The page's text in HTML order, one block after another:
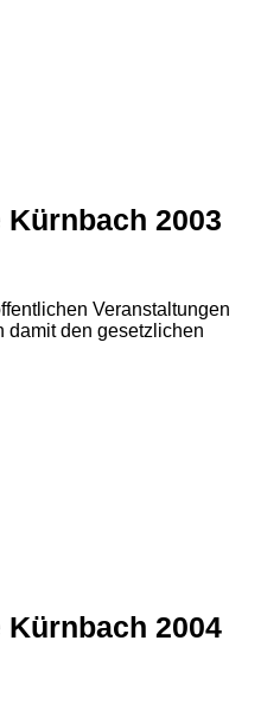
2003
Veranstaltungen
damit den gesetzlichen
2004